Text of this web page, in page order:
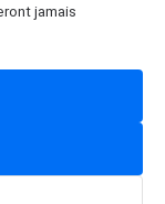
jamais